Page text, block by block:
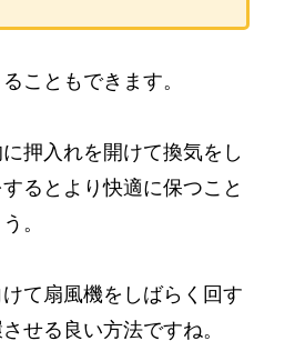
こともできます。
押入れを開けて換気をし
るとより快適に保つこと
。
て扇風機をしばらく回す
せる良い方法ですね。